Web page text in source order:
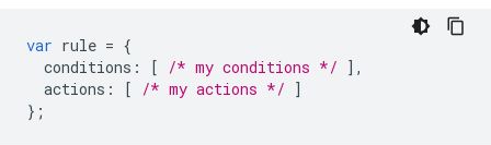
var rule = {
conditions : [ /* my conditions */ ],
actions : [ /* my actions */ ]
};